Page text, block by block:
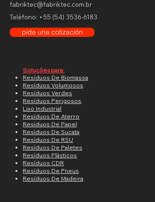
fabriktec@fabriktec.com.br
Teléfono: +55 (54) 3536-6183
pide una cotización
Soluções para:
Resíduos De Biomassa
Resíduos Volumosos
Resíduos Verdes
Resíduos Perigosos
Lixo Industrial
Resíduos De Aterro
Resíduos De Papel
Resíduos De Sucata
Resíduos De RSU
Resíduos De Paletes
Resíduos Plásticos
Resíduos CDR
Resíduos De Pneus
Resíduos De Madeira